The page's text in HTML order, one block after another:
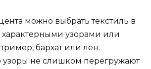
можно выбрать текстиль в
характерными узорами или
бархат или лен.
узоры не слишком перегружают